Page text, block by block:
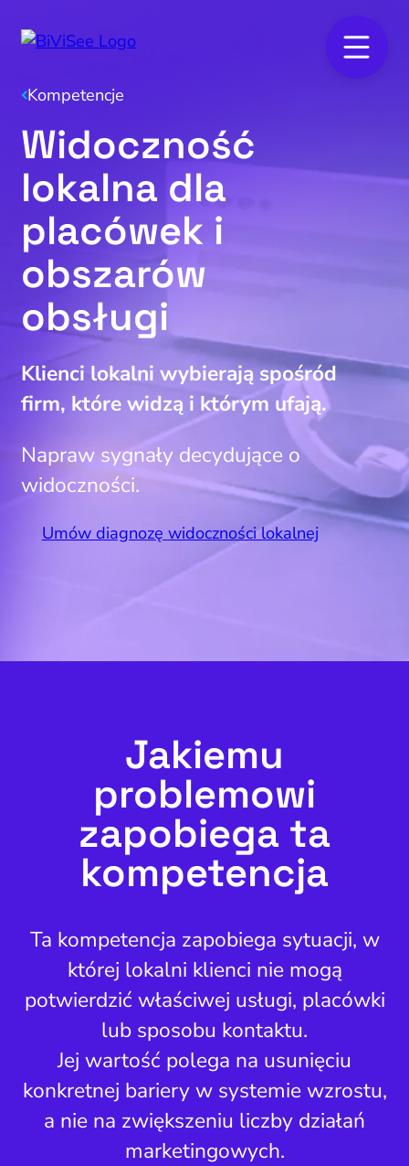
Kompetencje
Widoczność
lokalna dla
placówek i
obszarów
obsługi
Klienci lokalni wybierają spośród
firm, które widzą i którym ufają.
Napraw sygnały decydujące o
widoczności.
Umów diagnozę widoczności lokalnej
Jakiemu
problemowi
zapobiega ta
kompetencja
Ta kompetencja zapobiega sytuacji, w
której lokalni klienci nie mogą
potwierdzić właściwej usługi, placówki
lub sposobu kontaktu.
Jej wartość polega na usunięciu
konkretnej bariery w systemie wzrostu,
a nie na zwiększeniu liczby działań
marketingowych.